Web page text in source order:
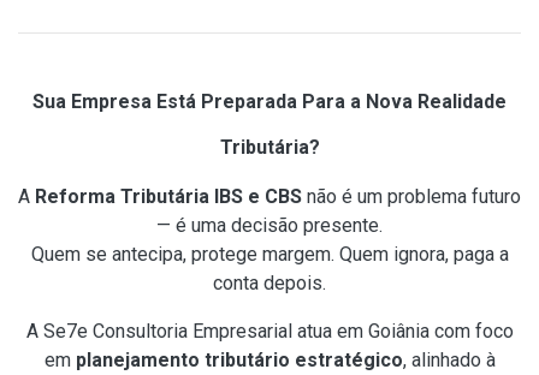
Sua Empresa Está Preparada Para a Nova Realidade
Tributária?
A Reforma Tributária IBS e CBS não é um problema futuro
— é uma decisão presente.
Quem se antecipa, protege margem. Quem ignora, paga a
conta depois.
A Se7e Consultoria Empresarial atua em Goiânia com foco
em planejamento tributário estratégico, alinhado à